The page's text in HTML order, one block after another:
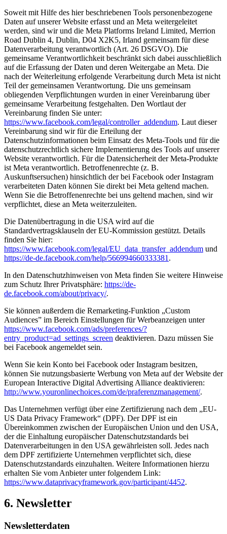
Soweit mit Hilfe des hier beschriebenen Tools personenbezogene
Daten auf unserer Website erfasst und an Meta weitergeleitet
werden, sind wir und die Meta Platforms Ireland Limited, Merrion
Road Dublin 4, Dublin, D04 X2K5, Irland gemeinsam für diese
Datenverarbeitung verantwortlich (Art. 26 DSGVO). Die
gemeinsame Verantwortlichkeit beschränkt sich dabei ausschließlich
auf die Erfassung der Daten und deren Weitergabe an Meta. Die
nach der Weiterleitung erfolgende Verarbeitung durch Meta ist nicht
Teil der gemeinsamen Verantwortung. Die uns gemeinsam
obliegenden Verpflichtungen wurden in einer Vereinbarung über
gemeinsame Verarbeitung festgehalten. Den Wortlaut der
Vereinbarung finden Sie unter:
https://www.facebook.com/legal/controller_addendum. Laut dieser
Vereinbarung sind wir für die Erteilung der
Datenschutzinformationen beim Einsatz des Meta-Tools und für die
datenschutzrechtlich sichere Implementierung des Tools auf unserer
Website verantwortlich. Für die Datensicherheit der Meta-Produkte
ist Meta verantwortlich. Betroffenenrechte (z. B.
Auskunftsersuchen) hinsichtlich der bei Facebook oder Instagram
verarbeiteten Daten können Sie direkt bei Meta geltend machen.
Wenn Sie die Betroffenenrechte bei uns geltend machen, sind wir
verpflichtet, diese an Meta weiterzuleiten.
Die Datenübertragung in die USA wird auf die
Standardvertragsklauseln der EU-Kommission gestützt. Details
finden Sie hier:
https://www.facebook.com/legal/EU_data_transfer_addendum und
https://de-de.facebook.com/help/566994660333381 .
In den Datenschutzhinweisen von Meta finden Sie weitere Hinweise
zum Schutz Ihrer Privatsphäre: https://de-
de.facebook.com/about/privacy/.
Sie können außerdem die Remarketing-Funktion „Custom
Audiences” im Bereich Einstellungen für Werbeanzeigen unter
https://www.facebook.com/ads/preferences/?
entry_product=ad_settings_screen deaktivieren. Dazu müssen Sie
bei Facebook angemeldet sein.
Wenn Sie kein Konto bei Facebook oder Instagram besitzen,
können Sie nutzungsbasierte Werbung von Meta auf der Website der
European Interactive Digital Advertising Alliance deaktivieren:
http://www.youronlinechoices.com/de/praferenzmanagement/.
Das Unternehmen verfügt über eine Zertifizierung nach dem „EU-
US Data Privacy Framework“ (DPF). Der DPF ist ein
Übereinkommen zwischen der Europäischen Union und den USA,
der die Einhaltung europäischer Datenschutzstandards bei
Datenverarbeitungen in den USA gewährleisten soll. Jedes nach
dem DPF zertifizierte Unternehmen verpflichtet sich, diese
Datenschutzstandards einzuhalten. Weitere Informationen hierzu
erhalten Sie vom Anbieter unter folgendem Link:
https://www.dataprivacyframework.gov/participant/4452.
6. Newsletter
Newsletter­daten